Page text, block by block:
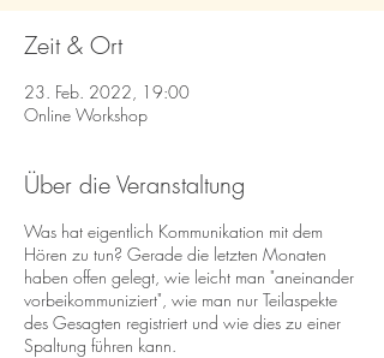
Zeit & Ort
23. Feb. 2022, 19:00
Online Workshop
Über die Veranstaltung
Was hat eigentlich Kommunikation mit dem
Hören zu tun? Gerade die letzten Monaten
haben offen gelegt, wie leicht man "aneinander
vorbeikommuniziert", wie man nur Teilaspekte
des Gesagten registriert und wie dies zu einer
Spaltung führen kann.